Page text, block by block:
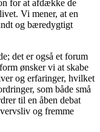
for at afdække de
Vi mener, at en
og bæredygtigt
det er også et forum
ønsker vi at skabe
og erfaringer, hvilket
som både små
til en åben debat
og fremme